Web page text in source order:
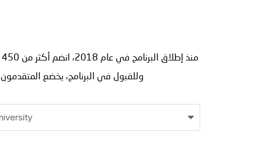
وللقبول في البرنامج، يخضع